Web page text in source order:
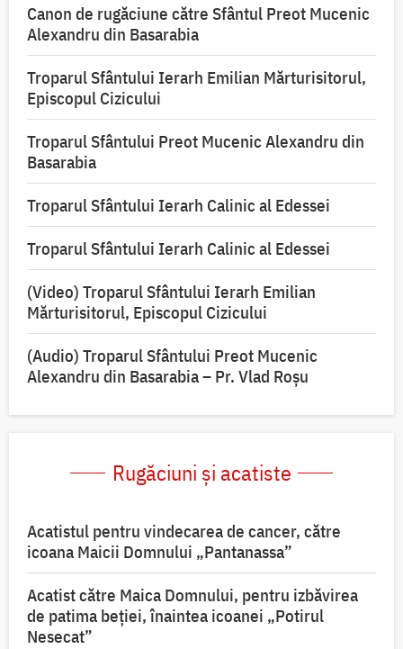
Canon de rugăciune către Sfântul Preot Mucenic
Alexandru din Basarabia
Troparul Sfântului Ierarh Emilian Mărturisitorul,
Episcopul Cizicului
Troparul Sfântului Preot Mucenic Alexandru din
Basarabia
Troparul Sfântului Ierarh Calinic al Edessei
Troparul Sfântului Ierarh Calinic al Edessei
(Video) Troparul Sfântului Ierarh Emilian
Mărturisitorul, Episcopul Cizicului
(Audio) Troparul Sfântului Preot Mucenic
Alexandru din Basarabia – Pr. Vlad Roșu
Rugăciuni și acatiste
Acatistul pentru vindecarea de cancer, către
icoana Maicii Domnului „Pantanassa”
Acatist către Maica Domnului, pentru izbăvirea
de patima beției, înaintea icoanei „Potirul
Nesecat”